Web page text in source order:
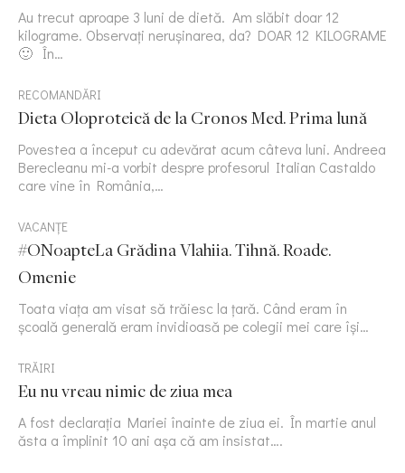
Au trecut aproape 3 luni de dietă. Am slăbit doar 12
kilograme. Observați nerușinarea, da? DOAR 12 KILOGRAME
🙂 În…
RECOMANDĂRI
Dieta Oloproteică de la Cronos Med. Prima lună
Povestea a început cu adevărat acum câteva luni. Andreea
Berecleanu mi-a vorbit despre profesorul Italian Castaldo
care vine în România,…
VACANȚE
#ONoapteLa Grădina Vlahiia. Tihnă. Roade.
Omenie
Toata viața am visat să trăiesc la țară. Când eram în
școală generală eram invidioasă pe colegii mei care își…
TRĂIRI
Eu nu vreau nimic de ziua mea
A fost declarația Mariei înainte de ziua ei. În martie anul
ăsta a împlinit 10 ani așa că am insistat….